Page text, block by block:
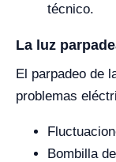
técnico.
La luz
El parpadeo de
problemas
Bombilla